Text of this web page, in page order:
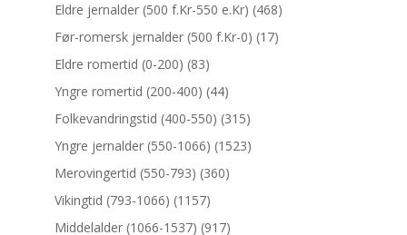
Eldre jernalder (500 f.Kr-550 e.Kr) (468)
Før-romersk jernalder (500 f.Kr-0) (17)
Eldre romertid (0-200) (83)
Yngre romertid (200-400) (44)
Folkevandringstid (400-550) (315)
Yngre jernalder (550-1066) (1523)
Merovingertid (550-793) (360)
Vikingtid (793-1066) (1157)
Middelalder (1066-1537) (917)